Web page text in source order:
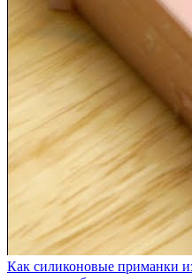
Как силиконовые приманки